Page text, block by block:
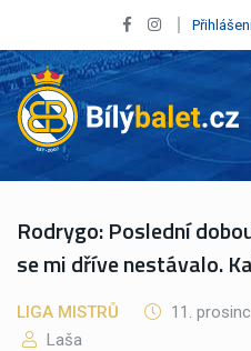
Rodrygo: Poslední
se mi dříve nestávalo.
LIGA MISTRŮ 11.
Laša